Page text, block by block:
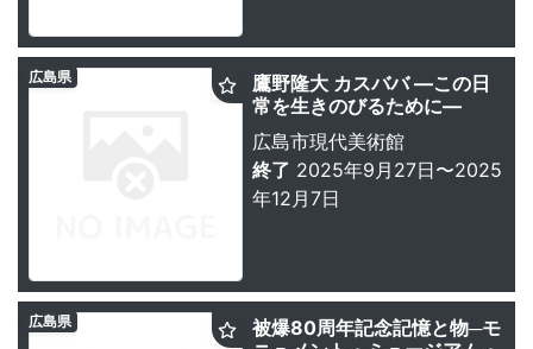
鷹野隆大 カスババ ―この日
常を生きのびるために―
広島市現代美術館
終了 2025年9月27日〜2025
年12月7日
広島県
被爆80周年記念記憶と物─モ
広島県